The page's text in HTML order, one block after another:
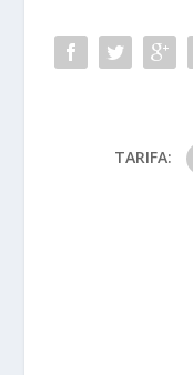
TARIFA: